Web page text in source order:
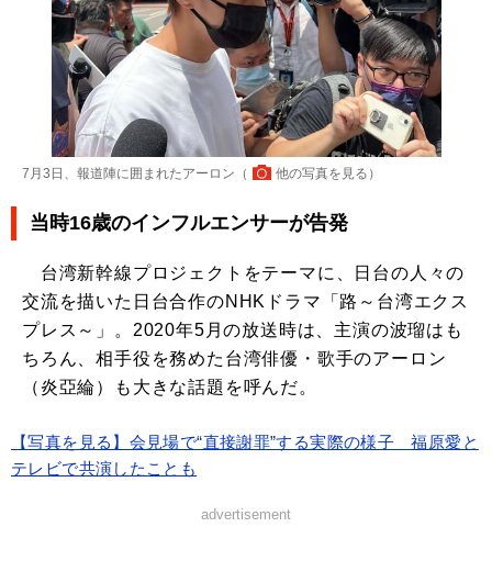
7月3日、報道陣に囲まれたアーロン（ 他の写真を見る ）
当時16歳のインフルエンサーが告発
台湾新幹線プロジェクトをテーマに、日台の人々の
交流を描いた日台合作のNHKドラマ「路～台湾エクス
プレス～」。2020年5月の放送時は、主演の波瑠はも
ちろん、相手役を務めた台湾俳優・歌手のアーロン
（炎亞綸）も大きな話題を呼んだ。
【写真を見る】会見場で“直接謝罪”する実際の様子 福原愛と
テレビで共演したことも
advertisement